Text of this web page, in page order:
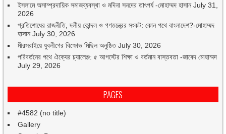
ইসলামে অসাম্প্রদায়িক সমাজব্যবস্থা ও মদিনা সনদের তাৎপর্য -মোহাম্মদ হাসান July 31,
2026
প্রতিশোধের রাজনীতি, দলীয় কোন্দল ও গণতন্ত্রের সংকট: কোন পথে বাংলাদেশ?-মোহাম্মদ
হাসান July 30, 2026
মীরসরাইয়ে যুবলীগের বিক্ষোভ মিছিল অনুষ্ঠিত July 30, 2026
পরিবর্তনের পথে ঐক্যের চ্যালেঞ্জ: ৫ আগস্টের শিক্ষা ও বর্তমান বাস্তবতা -জাবেদ মোহাম্মদ
July 29, 2026
PAGES
#4582 (no title)
Gallery